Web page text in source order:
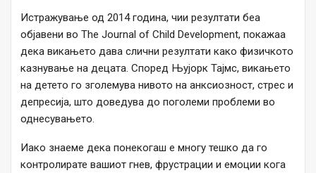
Истражување од 2014 година, чии резултати беа
објавени во The Journal of Child Development, покажаа
дека викањето дава слични резултати како физичкото
казнување на децата. Според Њујорк Тајмс, викањето
на детето го зголемува нивото на анксиозност, стрес и
депресија, што доведува до поголеми проблеми во
однесувањето.
Иако знаеме дека понекогаш е многу тешко да го
контролирате вашиот гнев, фрустрации и емоции кога